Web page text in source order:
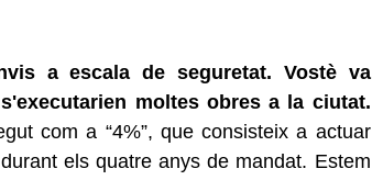
a escala de seguretat. Vostè va
moltes obres a la ciutat.
com a “4%”, que consisteix a actuar
els quatre anys de mandat. Estem